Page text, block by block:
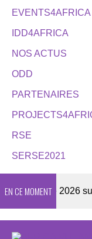
EVENTS4AFRICA
IDD4AFRICA
NOS ACTUS
ODD
PARTENAIRES
RSE
SERSE2021
EN CE MOMENT
Enquête 2026 sur la